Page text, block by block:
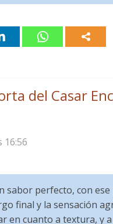
del Casar
16:56
sabor perfecto, con
final y la sensación
en cuanto a textura, y